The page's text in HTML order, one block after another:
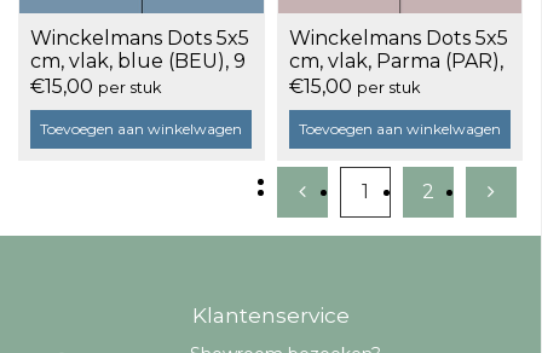
Winckelmans Dots 5x5
cm, vlak, blue (BEU), 9
mm dik, doos a 25
stuks
€15,00 per stuk
Toevoegen aan winkelwagen
Winckelmans Dots 5x5
cm, vlak, Parma (PAR),
9 mm dik, doos a 25
stuks
€15,00 per stuk
Toevoegen aan winkelwagen
1 2
Klantenservice